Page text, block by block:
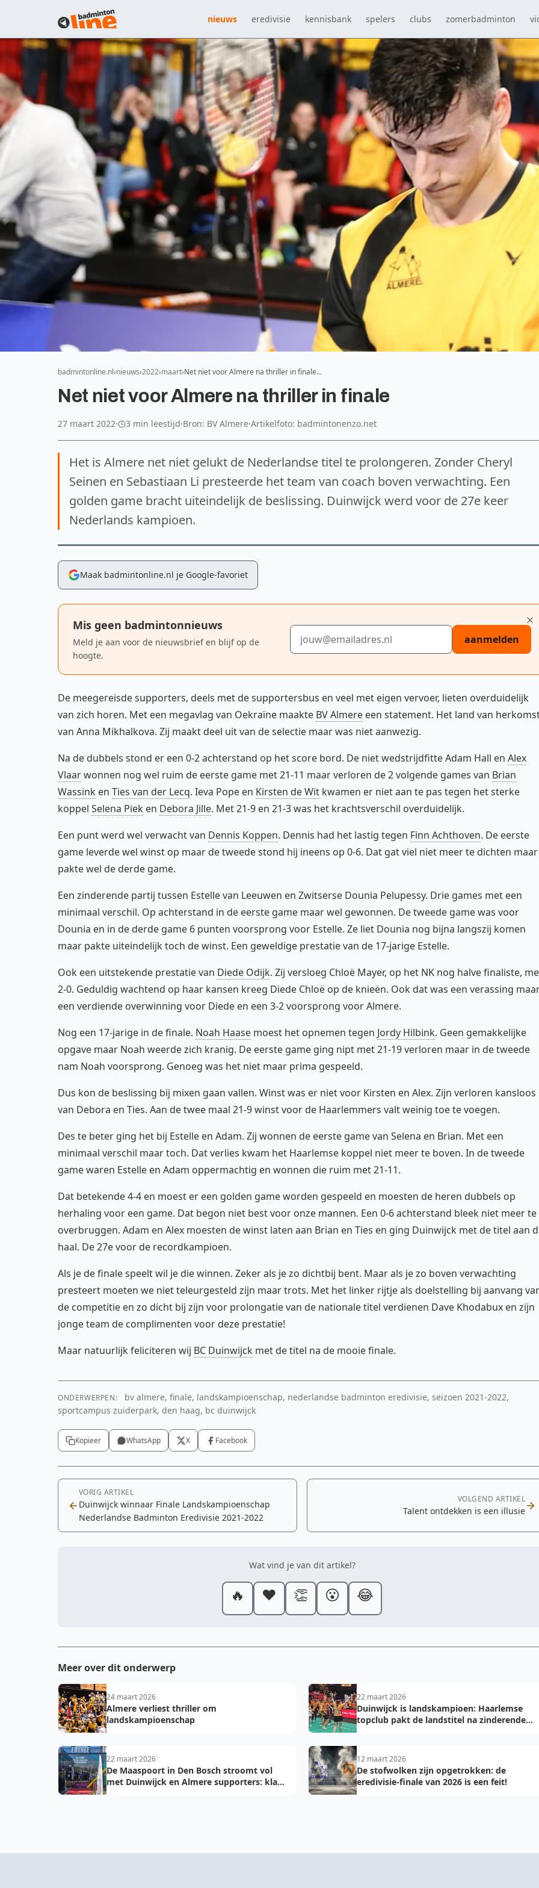
nieuws eredivisie kennisbank spelers clubs zomerbadminton
badmintonline.nl nieuws 2022 maart Net niet voor Almere na thriller in finale…
Net niet voor Almere na thriller in finale
27 maart 2022· 3 min leestijd·Bron: BV Almere·Artikelfoto: badmintonenzo.net
Het is Almere net niet gelukt de Nederlandse titel te prolongeren. Zonder Cheryl
Seinen en Sebastiaan Li presteerde het team van coach boven verwachting. Een
golden game bracht uiteindelijk de beslissing. Duinwijck werd voor de 27e keer
Nederlands kampioen.
Maak badmintonline.nl je Google-favoriet
Mis geen badmintonnieuws
Meld je aan voor de nieuwsbrief en blijf op de
hoogte.
E-mailadres
aanmelden
De meegereisde supporters, deels met de supportersbus en veel met eigen vervoer, lieten overduidelijk
van zich horen. Met een megavlag van Oekraïne maakte BV Almere een statement. Het land van
van Anna Mikhalkova. Zij maakt deel uit van de selectie maar was niet aanwezig.
Na de dubbels stond er een 0-2 achterstand op het score bord. De niet wedstrijdfitte Adam Hall en Alex
Vlaarwonnen nog wel ruim de eerste game met 21-11 maar verloren de 2 volgende games van Brian
Wassink en Ties van der Lecq. Ieva Pope en Kirsten de Wit kwamen er niet aan te pas tegen het sterke
koppel Selena Piek en Debora Jille. Met 21-9 en 21-3 was het krachtsverschil overduidelijk.
Een punt werd wel verwacht van Dennis Koppen. Dennis had het lastig tegen Finn Achthoven. De eerste
game leverde wel winst op maar de tweede stond hij ineens op 0-6. Dat gat viel niet meer te dichten maar
pakte wel de derde game.
Een zinderende partij tussen Estelle van Leeuwen en Zwitserse Dounia Pelupessy. Drie games met een
minimaal verschil. Op achterstand in de eerste game maar wel gewonnen. De tweede game was voor
Dounia en in de derde game 6 punten voorsprong voor Estelle. Ze liet Dounia nog bijna langszij komen
maar pakte uiteindelijk toch de winst. Een geweldige prestatie van de 17-jarige Estelle.
Ook een uitstekende prestatie van Diede Odijk. Zij versloeg Chloë Mayer, op het NK nog halve finaliste,
2-0. Geduldig wachtend op haar kansen kreeg Diede Chloë op de knieën. Ook dat was een verassing
een verdiende overwinning voor Diede en een 3-2 voorsprong voor Almere.
Nog een 17-jarige in de finale. Noah Haase moest het opnemen tegen Jordy Hilbink. Geen gemakkelijke
opgave maar Noah weerde zich kranig. De eerste game ging nipt met 21-19 verloren maar in de tweede
nam Noah voorsprong. Genoeg was het niet maar prima gespeeld.
Dus kon de beslissing bij mixen gaan vallen. Winst was er niet voor Kirsten en Alex. Zijn verloren kansloos
van Debora en Ties. Aan de twee maal 21-9 winst voor de Haarlemmers valt weinig toe te voegen.
Des te beter ging het bij Estelle en Adam. Zij wonnen de eerste game van Selena en Brian. Met een
minimaal verschil maar toch. Dat verlies kwam het Haarlemse koppel niet meer te boven. In de tweede
game waren Estelle en Adam oppermachtig en wonnen die ruim met 21-11.
Dat betekende 4-4 en moest er een golden game worden gespeeld en moesten de heren dubbels op
herhaling voor een game. Dat begon niet best voor onze mannen. Een 0-6 achterstand bleek niet meer te
overbruggen. Adam en Alex moesten de winst laten aan Brian en Ties en ging Duinwijck met de titel aan
haal. De 27e voor de recordkampioen.
Als je de finale speelt wil je die winnen. Zeker als je zo dichtbij bent. Maar als je zo boven verwachting
presteert moeten we niet teleurgesteld zijn maar trots. Met het linker rijtje als doelstelling bij aanvang
de competitie en zo dicht bij zijn voor prolongatie van de nationale titel verdienen Dave Khodabux en zijn
jonge team de complimenten voor deze prestatie!
Maar natuurlijk feliciteren wij BC Duinwijck met de titel na de mooie finale.
ONDERWERPEN:
bv almere, finale, landskampioenschap, nederlandse badminton eredivisie, seizoen 2021-2022,
sportcampus zuiderpark, den haag, bc duinwijck
Kopieer WhatsApp X Facebook
VORIG ARTIKEL
Duinwijck winnaar Finale Landskampioenschap
Nederlandse Badminton Eredivisie 2021-2022
VOLGEND ARTIKEL
Talent ontdekken is een illusie
Wat vind je van dit artikel?
🔥 ❤️ 👏 😮 😂
Meer over dit onderwerp
24 maart 2026
Almere verliest thriller om
landskampioenschap
22 maart 2026
Duinwijck is landskampioen: Haarlemse
topclub pakt de landstitel na zinderende
22 maart 2026
De Maaspoort in Den Bosch stroomt vol
met Duinwijck en Almere supporters: klaar
12 maart 2026
De stofwolken zijn opgetrokken: de
eredivisie-finale van 2026 is een feit!